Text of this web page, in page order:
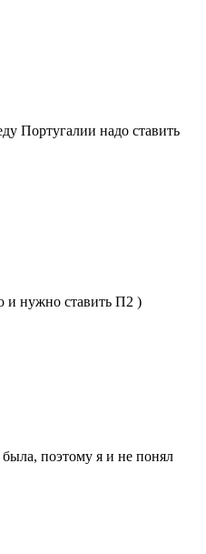
Португалии надо ставить
и нужно ставить П2 )
поэтому я и не понял